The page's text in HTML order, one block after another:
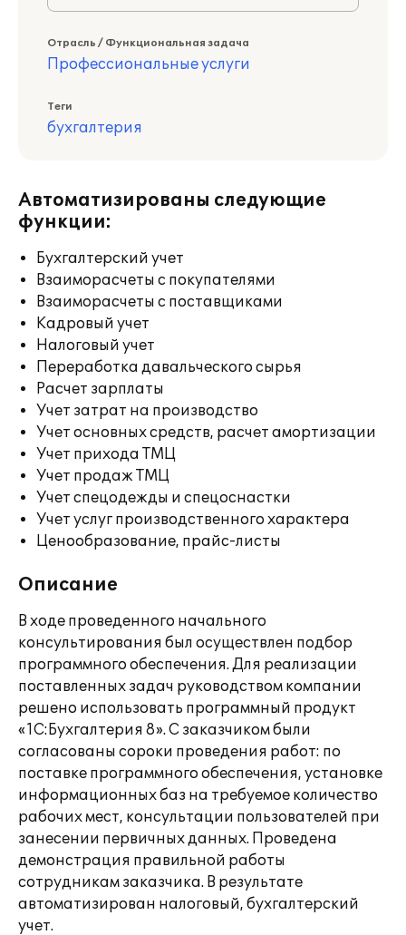
Отрасль / Функциональная задача
Профессиональные услуги
Теги
бухгалтерия
Автоматизированы следующие
функции:
Бухгалтерский учет
Взаиморасчеты с покупателями
Взаиморасчеты с поставщиками
Кадровый учет
Налоговый учет
Переработка давальческого сырья
Расчет зарплаты
Учет затрат на производство
Учет основных средств, расчет амортизации
Учет прихода ТМЦ
Учет продаж ТМЦ
Учет спецодежды и спецоснастки
Учет услуг производственного характера
Ценообразование, прайс-листы
Описание
В ходе проведенного начального
консультирования был осуществлен подбор
программного обеспечения. Для реализации
поставленных задач руководством компании
решено использовать программный продукт
«1С:Бухгалтерия 8». С заказчиком были
согласованы сороки проведения работ: по
поставке программного обеспечения, установке
информационных баз на требуемое количество
рабочих мест, консультации пользователей при
занесении первичных данных. Проведена
демонстрация правильной работы
сотрудникам заказчика. В результате
автоматизирован налоговый, бухгалтерский
учет.